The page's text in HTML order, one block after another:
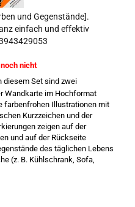
und Gegenstände].
einfach und effektiv
nicht
diesem Set sind zwei
Wandkarte im Hochformat
farbenfrohen Illustrationen mit
Kurzzeichen und der
zeigen auf der
und auf der Rückseite
des täglichen Lebens
(z. B. Kühlschrank, Sofa,